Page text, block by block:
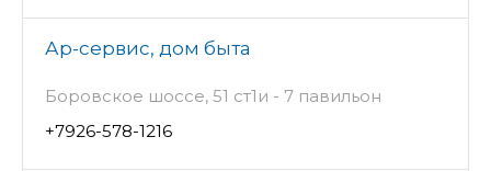
Ар-сервис, дом быта
Боровское шоссе, 51 ст1и - 7 павильон
+7926-578-1216